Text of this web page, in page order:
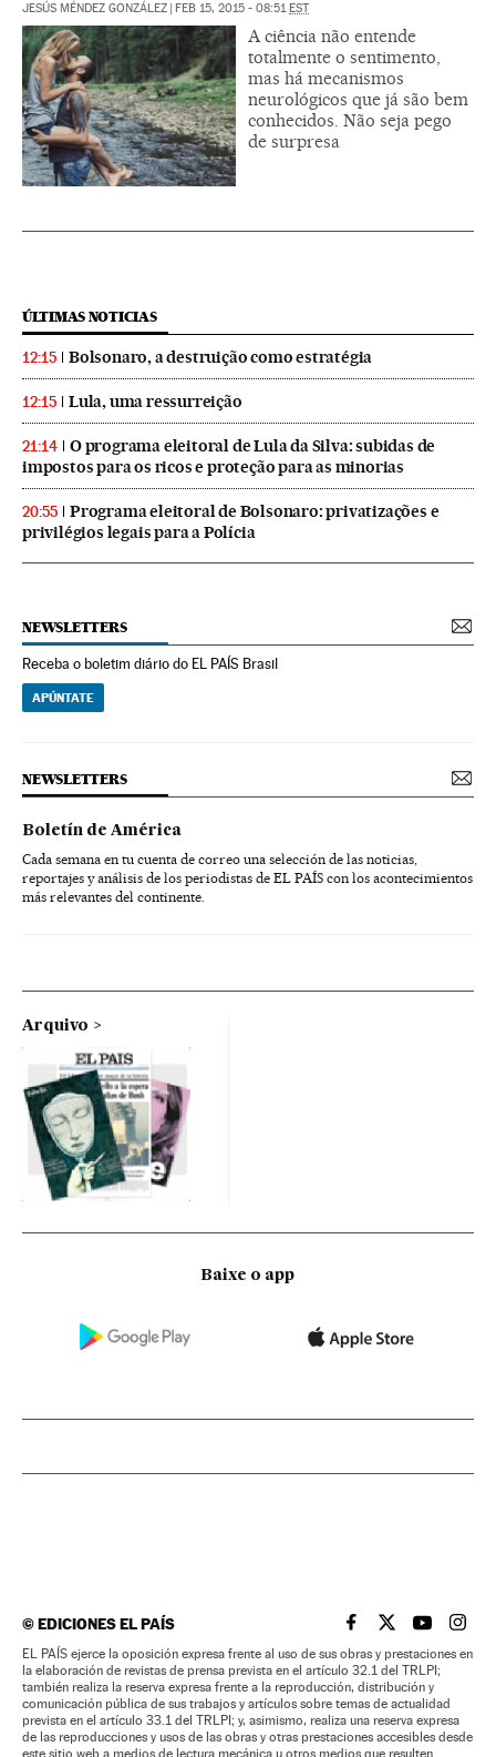
JESÚS MÉNDEZ GONZÁLEZ FEB 15, 2015 - 08:51 EST
A ciência não entende
totalmente o sentimento,
mas há mecanismos
neurológicos que já são bem
conhecidos. Não seja pego
de surpresa
ÚLTIMAS NOTICIAS
12:15 Bolsonaro, a destruição como estratégia
12:15 Lula, uma ressurreição
21:14
O programa eleitoral de Lula da Silva: subidas de
impostos para os ricos e proteção para as minorias
20:55
Programa eleitoral de Bolsonaro: privatizações e
privilégios legais para a Polícia
NEWSLETTERS
Receba o boletim diário do EL PAÍS Brasil
APÚNTATE
NEWSLETTERS
Boletín de América
Cada semana en tu cuenta de correo una selección de las noticias,
reportajes y análisis de los periodistas de EL PAÍS con los acontecimientos
más relevantes del continente.
Arquivo
Baixe o app
©EDICIONES EL PAÍS EL PAÍS BRASIL EN
EL PAÍSEL PAÍS
EL
EL PAÍS ejerce la oposición expresa frente al uso de sus obras y prestaciones en
la elaboración de revistas de prensa prevista en el artículo 32.1 del TRLPI;
también realiza la reserva expresa frente a la reproducción, distribución y
comunicación pública de sus trabajos y artículos sobre temas de actualidad
prevista en el artículo 33.1 del TRLPI; y, asimismo, realiza una reserva expresa
de las reproducciones y usos de las obras y otras prestaciones accesibles desde
este sitio web a medios de lectura mecánica u otros medios que resulten